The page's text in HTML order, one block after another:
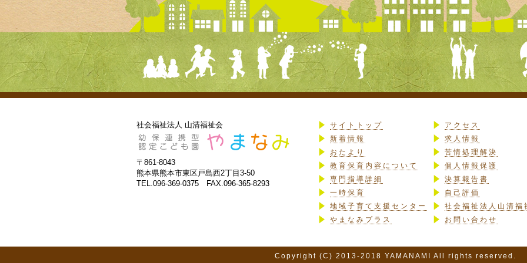
社会福祉法人 山清福祉会
〒861-8043
熊本県熊本市東区戸島西2丁目3-50
TEL.096-369-0375 FAX.096-365-8293
サイトトップ
新着情報
おたより
教育保育内容について
専門指導詳細
一時保育
地域子育て支援センター
やまなみプラス
アクセス
求人情報
苦情処理解決
個人情報保護
決算報告書
自己評価
社会福祉法人山清福
お問い合わせ
Copyright (C) 2013-2018 YAMANAMI All rights reserved.